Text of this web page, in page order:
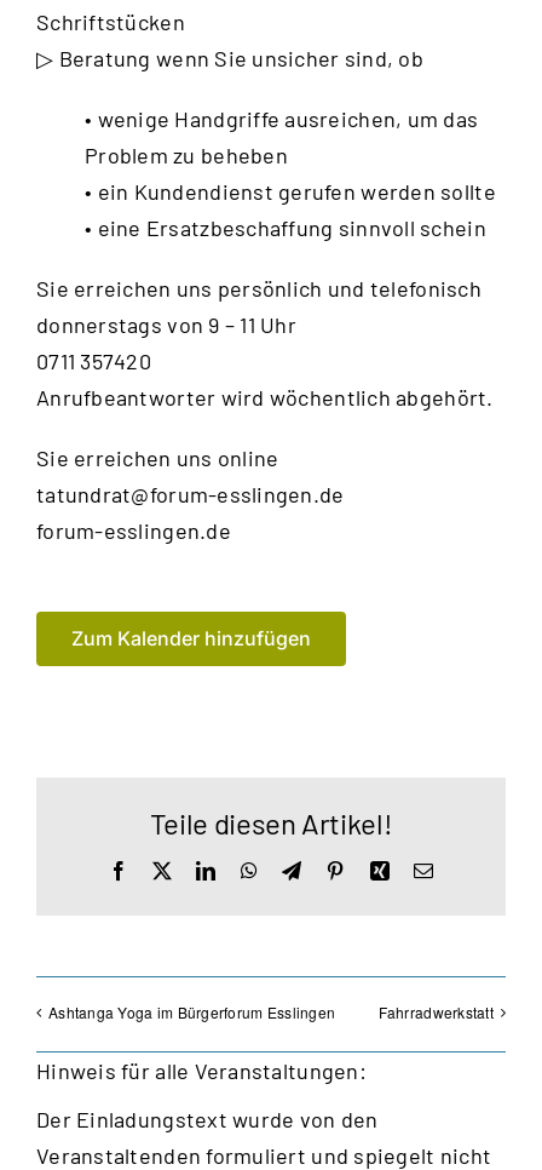
Schriftstücken
▷ Beratung wenn Sie unsicher sind, ob
• wenige Handgriffe ausreichen, um das
Problem zu beheben
• ein Kundendienst gerufen werden sollte
• eine Ersatzbeschaffung sinnvoll schein
Sie erreichen uns persönlich und telefonisch
donnerstags von 9 – 11 Uhr
0711 357420
Anrufbeantworter wird wöchentlich abgehört.
Sie erreichen uns online
tatundrat@forum-esslingen.de
forum-esslingen.de
Zum Kalender hinzufügen
Teile diesen Artikel!
Facebook LinkedInWhatsApp
TelegramPinterestXingE-
Ashtanga Yoga im Bürgerforum Esslingen Fahrradwerkstatt
Hinweis für alle Veranstaltungen:
Der Einladungstext wurde von den
Veranstaltenden formuliert und spiegelt nicht